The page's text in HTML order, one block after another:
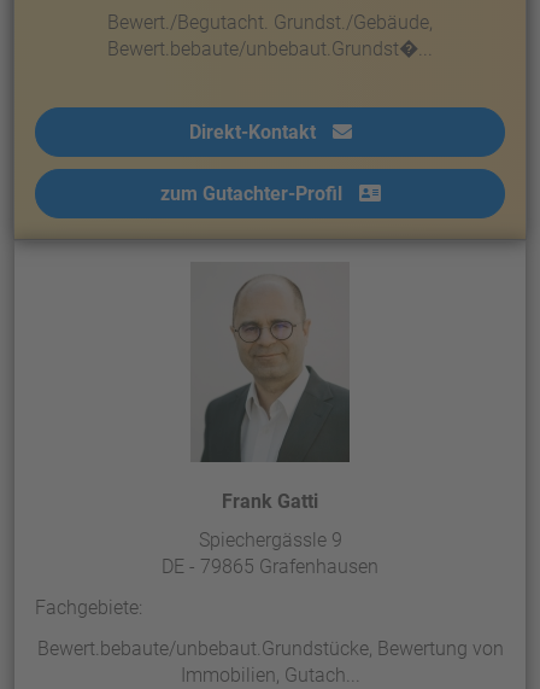
Bewert./Begutacht. Grundst./Gebäude,
Bewert.bebaute/unbebaut.Grundst�...
Direkt-Kontakt
zum Gutachter-Profil
Frank Gatti
Spiechergässle 9
DE - 79865 Grafenhausen
Fachgebiete:
Bewert.bebaute/unbebaut.Grundstücke, Bewertung von
Immobilien, Gutach...